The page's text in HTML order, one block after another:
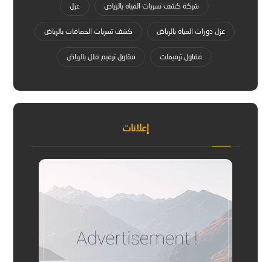
شركة كشف تسربات المياه بالرياض عزل
عزل دورات المياه بالرياض كشف تسربات الحمامات بالرياض
مقاول ترميمات مقاول ترميم فلل بالرياض
إعلانات